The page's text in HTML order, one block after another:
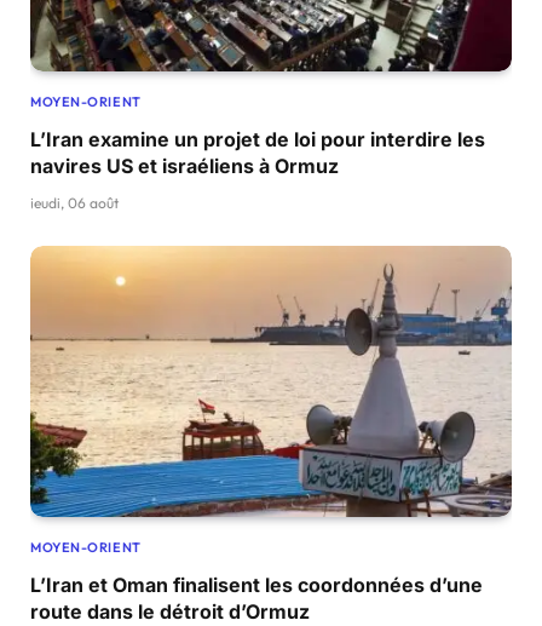
MOYEN-ORIENT
L’Iran examine un projet de loi pour interdire les
navires US et israéliens à Ormuz
jeudi, 06 août
MOYEN-ORIENT
L’Iran et Oman finalisent les coordonnées d’une
route dans le détroit d’Ormuz